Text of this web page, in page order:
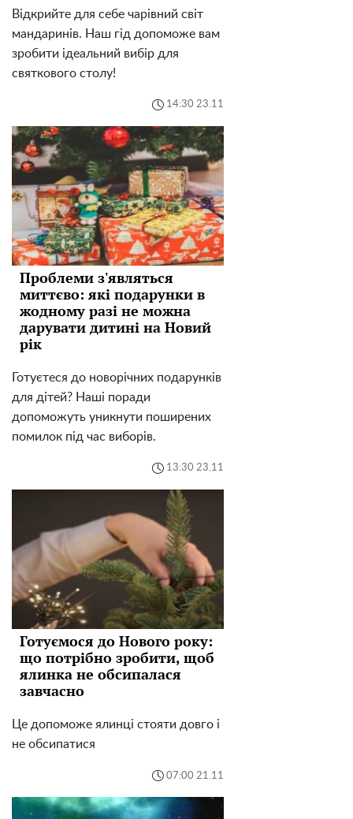
Відкрийте для себе чарівний світ
мандаринів. Наш гід допоможе вам
зробити ідеальний вибір для
святкового столу!
14:30 23.11
Проблеми з'являться
миттєво: які подарунки в
жодному разі не можна
дарувати дитині на Новий
рік
Готуєтеся до новорічних подарунків
для дітей? Наші поради
допоможуть уникнути поширених
помилок під час виборів.
13:30 23.11
Готуємося до Нового року:
що потрібно зробити, щоб
ялинка не обсипалася
завчасно
Це допоможе ялинці стояти довго і
не обсипатися
07:00 21.11